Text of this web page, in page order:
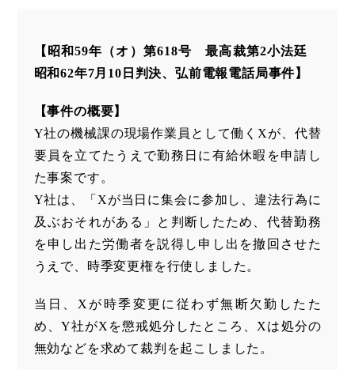
【昭和59年（オ）第618号 最高裁第2小法廷
昭和62年7月10日判決、弘前電報電話局事件】
【事件の概要】
Y社の機械課の現場作業員として働くXが、代替
要員を立てたうえで勤務日に有給休暇を申請し
た事案です。
Y社は、「Xが当日に集会に参加し、違法行為に
及ぶおそれがある」と判断したため、代替勤務
を申し出た労働者を説得し申し出を撤回させた
うえで、時季変更権を行使しました。
当日、Xが時季変更に従わず無断欠勤したた
め、Y社がXを懲戒処分したところ、Xは処分の
無効などを求めて裁判を起こしました。